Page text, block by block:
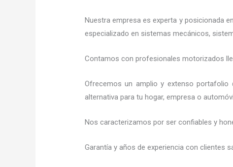
Nuestra empresa es experta y posicionada
especializado en sistemas mecánicos,
Contamos con profesionales motorizados
Ofrecemos un amplio y extenso portafolio
alternativa para tu hogar, empresa o
Nos caracterizamos por ser confiables y
Garantía y años de experiencia con clientes